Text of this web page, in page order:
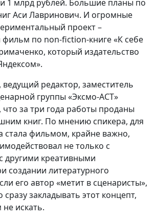
1 млрд рублей. Большие планы по
Аси Лавринович. И огромные
проект –
по non-fiction-книге «К себе
который издательство
, ведущий редактор, заместитель
группы «Эксмо-АСТ»
за три года работы проданы
книг. По мнению спикера, для
стала фильмом, крайне важно,
не только с
другими креативными
создании литературного
его автор «метит в сценаристы»,
закладывать этот концепт,
искать.